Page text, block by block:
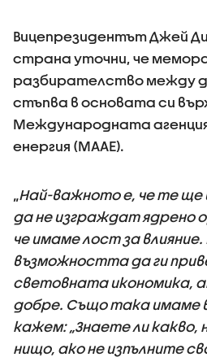
Вицепрезидентът Джей
страна уточни, че
разбирателство между
стъпва в основата си
Международната
енергия (МААЕ).
„Най-важното е, че те
да не изграждат ядрено
че имаме лост за
възможността да ги
световната икономика,
добре. Също така имаме
кажем: „Знаете ли какво,
нищо, ако не изпълните